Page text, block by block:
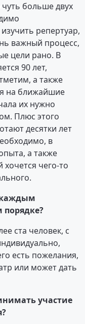
больше двух
репертуар,
важный процесс,
цели рано. В
90 лет,
а также
на ближайшие
их нужно
Плюс этого
десятки лет
в
а также
чего-то
каждым
ста человек, с
есть пожелания,
или может дать
участие